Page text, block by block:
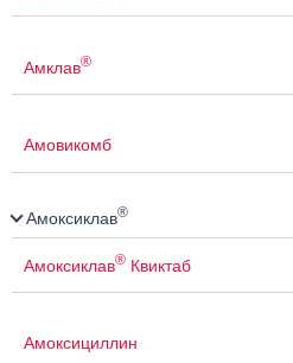
Амклав®
Амовикомб
Амоксиклав®
Амоксиклав® Квиктаб
Амоксициллин